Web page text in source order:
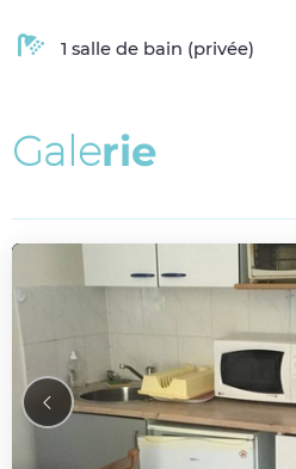
1 salle de bain (privée)
Galerie